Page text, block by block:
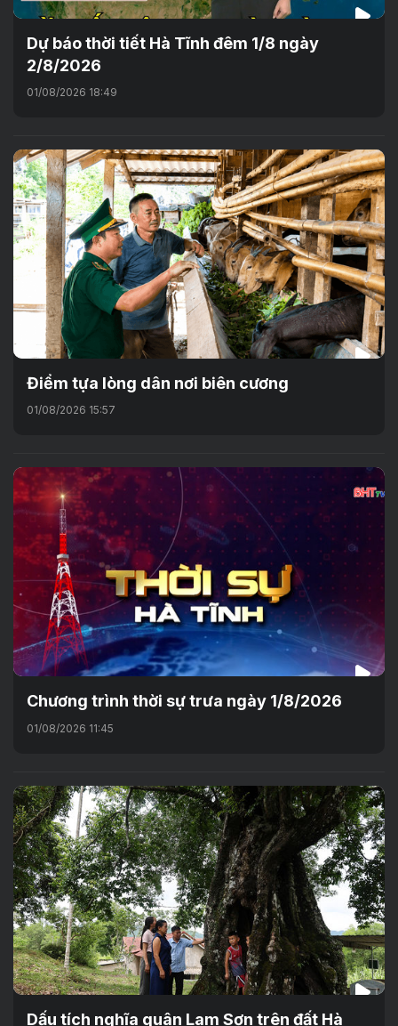
Dự báo thời tiết Hà Tĩnh đêm 1/8 ngày
2/8/2026
01/08/2026 18:49
Điểm tựa lòng dân nơi biên cương
01/08/2026 15:57
Chương trình thời sự trưa ngày 1/8/2026
01/08/2026 11:45
Dấu tích nghĩa quân Lam Sơn trên đất Hà